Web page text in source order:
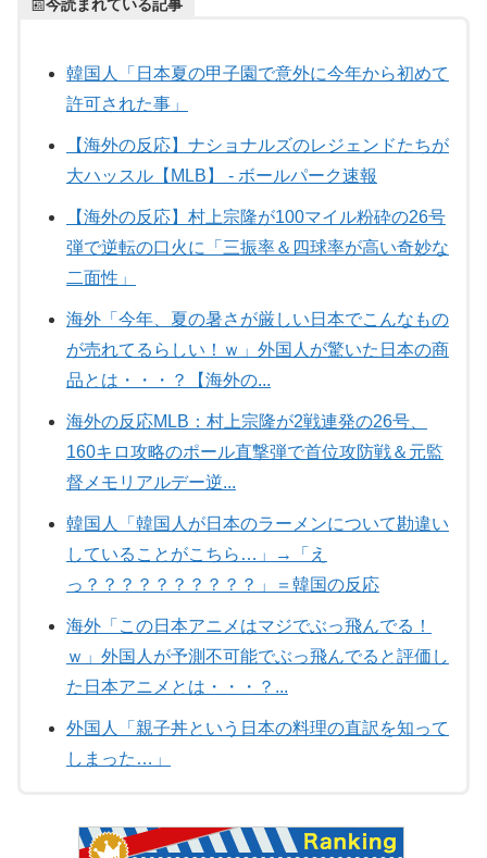
📰今読まれている記事
韓国人「日本夏の甲子園で意外に今年から初めて
許可された事」
【海外の反応】ナショナルズのレジェンドたちが
大ハッスル【MLB】 - ボールパーク速報
【海外の反応】村上宗隆が100マイル粉砕の26号
弾で逆転の口火に「三振率＆四球率が高い奇妙な
二面性」
海外「今年、夏の暑さが厳しい日本でこんなもの
が売れてるらしい！ｗ」外国人が驚いた日本の商
品とは・・・？【海外の...
海外の反応MLB：村上宗隆が2戦連発の26号、
160キロ攻略のポール直撃弾で首位攻防戦＆元監
督メモリアルデー逆...
韓国人「韓国人が日本のラーメンについて勘違い
していることがこちら…」→「え
っ？？？？？？？？？？」＝韓国の反応
海外「この日本アニメはマジでぶっ飛んでる！
ｗ」外国人が予測不可能でぶっ飛んでると評価し
た日本アニメとは・・・？...
外国人「親子丼という日本の料理の直訳を知って
しまった…」